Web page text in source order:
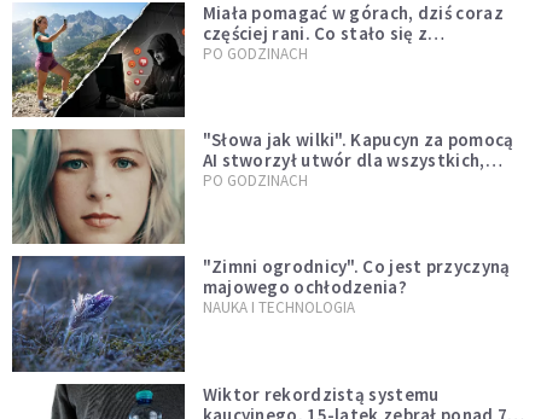
Miała pomagać w górach, dziś coraz
częściej rani. Co stało się z
Tatromaniakami?
PO GODZINACH
"Słowa jak wilki". Kapucyn za pomocą
AI stworzył utwór dla wszystkich,
którzy doświadczają hejtu
PO GODZINACH
"Zimni ogrodnicy". Co jest przyczyną
majowego ochłodzenia?
NAUKA I TECHNOLOGIA
Wiktor rekordzistą systemu
kaucyjnego. 15-latek zebrał ponad 7